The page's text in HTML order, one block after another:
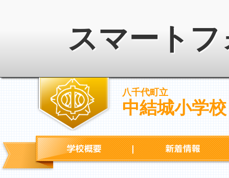
スマート
八千代町立
中結城小学校
学校概要